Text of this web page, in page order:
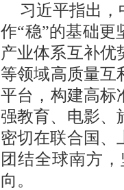
习近平指出
作“稳”的基础更
产业体系互补优
等领域高质量互
平台，构建高标
强教育、电影、
密切在联合国、
团结全球南方
向。